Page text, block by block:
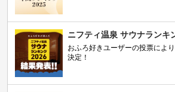
ニフティ温泉 サウナランキ
おふろ好きユーザーの投票によ
決定！